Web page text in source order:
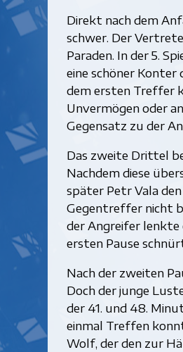
Direkt nach dem
schwer. Der
Paraden. In der 5.
eine schöner Konter
dem ersten Treffer
Unvermögen oder
Gegensatz zu der
Das zweite Drittel
Nachdem diese
später Petr Vala
Gegentreffer nicht
der Angreifer lenkte
ersten Pause
Nach der zweiten
Doch der junge
der 41. und 48.
einmal Treffen
Wolf, der den zur